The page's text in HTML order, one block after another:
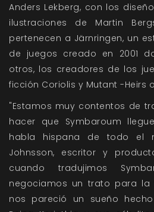
Anders Lekberg, con los
ilustraciones de Martin
pertenecen a Järnringen, un
de juegos creado en 2001
otros, los creadores de los
ficción Coriolis y Mutant -Heirs
"Estamos muy contentos de
hacer que Symbaroum
habla hispana de todo el
Johnsson, escritor y
cuando tradujimos
negociamos un trato para la
nos pareció un sueño